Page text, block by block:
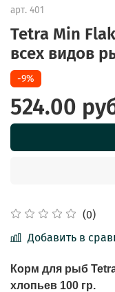
арт. 401
Tetra Min
всех видов
(0)
Добавить в
-9%
524.00
Корм для рыб
хлопьев 100 гр.